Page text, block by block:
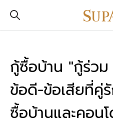
กู้ซื้อบ้าน "กู้ร่ว
ข้อดี-ข้อเสียที่คู่
ซื้อบ้านและคอน